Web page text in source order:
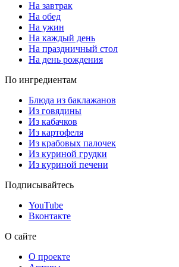
На завтрак
На обед
На ужин
На каждый день
На праздничный стол
На день рождения
По ингредиентам
Блюда из баклажанов
Из говядины
Из кабачков
Из картофеля
Из крабовых палочек
Из куриной грудки
Из куриной печени
Подписывайтесь
YouTube
Вконтакте
О сайте
О проекте